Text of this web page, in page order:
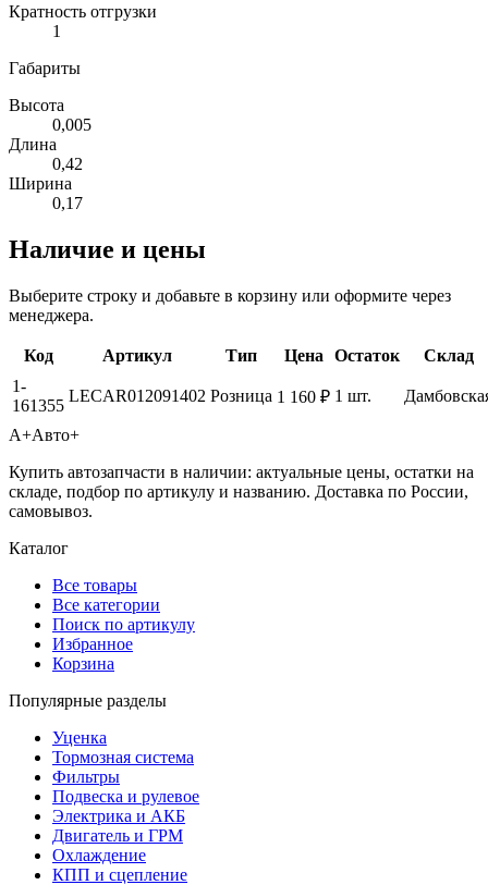
Кратность отгрузки
1
Габариты
Высота
0,005
Длина
0,42
Ширина
0,17
Наличие и цены
Выберите строку и добавьте в корзину или оформите через
менеджера.
Код Артикул Тип Цена Остаток
Склад
1-
161355
LECAR012091402 Розница 1 160 ₽ 1 шт.
А+Авто+
Купить автозапчасти в наличии: актуальные цены, остатки на
складе, подбор по артикулу и названию. Доставка по России,
самовывоз.
Каталог
Все товары
Все категории
Поиск по артикулу
Избранное
Корзина
Популярные разделы
Уценка
Тормозная система
Фильтры
Подвеска и рулевое
Электрика и АКБ
Двигатель и ГРМ
Охлаждение
КПП и сцепление